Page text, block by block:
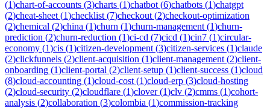
(1)chart-of-accounts (3)charts (1)chatbot (6)chatbots (1)chatgpt
(2)cheat-sheet (1)checklist (7)checkout (2)checkout-optimization
(2)chemical (2)china (1)churn (1)churn-management (1)churn-
prediction (2)churn-reduction (1)ci-cd (7)cicd (1)cin7 (1)circular-
economy (1)cis (1)citizen-development (3)citizen-services (1)claude
(2)clickfunnels (2)client-acquisition (1)client-management (2)client-
onboarding (1)client-portal (2)client-setup (1)client-success (1)cloud
(8)cloud-accounting (1)cloud-cost (1)cloud-erp (3)cloud-hosting
(2)cloud-security (2)cloudflare (1)clover(1)clv (2)cmms (1)cohort-
analysis (2)collaboration (3)colombia (1)commission-tracking